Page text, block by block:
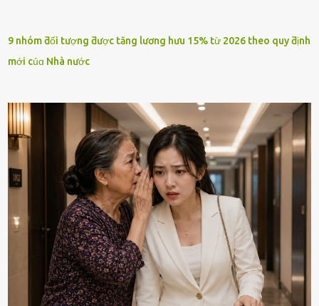
9 nhóm ƌối tượng ƌược tăng lương hưu 15% từ 2026 theo quy ƌịnh
mới củɑ Nhà nước